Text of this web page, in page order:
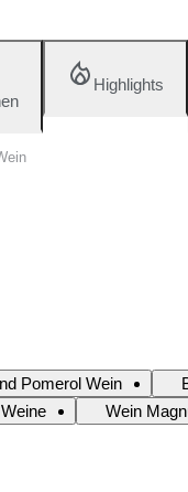
Highlights
Pomerol Wein
Wein